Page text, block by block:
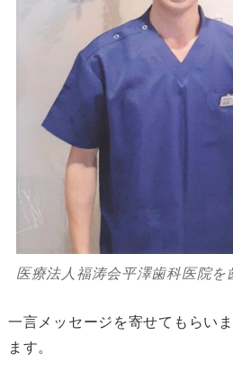
医療法人福涛会平澤歯科医院を
一言メッセージを寄せてもらい
ます。